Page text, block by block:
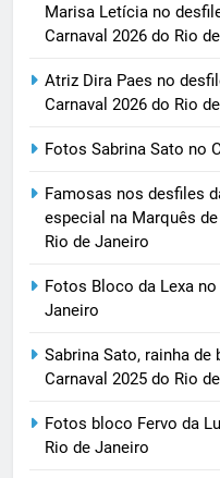
Marisa Letícia no
Carnaval 2026 do Rio
Atriz Dira Paes no
Carnaval 2026 do Rio
Fotos Sabrina Sato no
Famosas nos desfiles
especial na Marquês
Rio de Janeiro
Fotos Bloco da Lexa
Janeiro
Sabrina Sato, rainha de
Carnaval 2025 do Rio
Fotos bloco Fervo da
Rio de Janeiro